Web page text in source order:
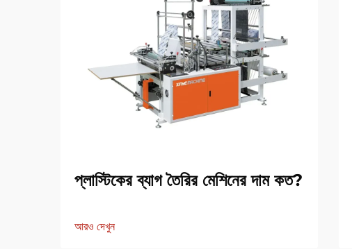
প্লাস্টিকের ব্যাগ তৈরির মেশিনের দাম কত?
আরও দেখুন